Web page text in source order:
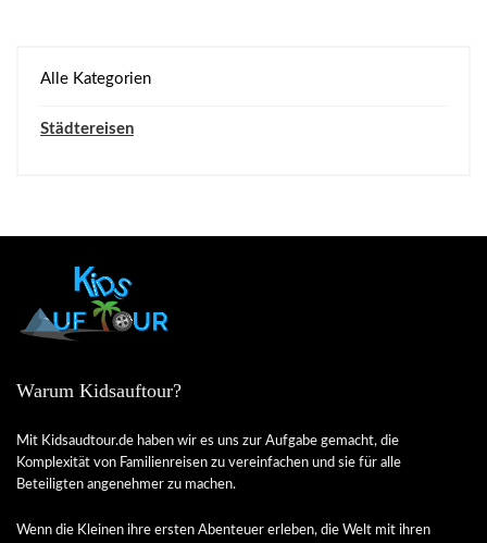
Alle Kategorien
Städtereisen
Warum Kidsauftour?
Mit Kidsaudtour.de haben wir es uns zur Aufgabe gemacht, die
Komplexität von Familienreisen zu vereinfachen und sie für alle
Beteiligten angenehmer zu machen.
Wenn die Kleinen ihre ersten Abenteuer erleben, die Welt mit ihren